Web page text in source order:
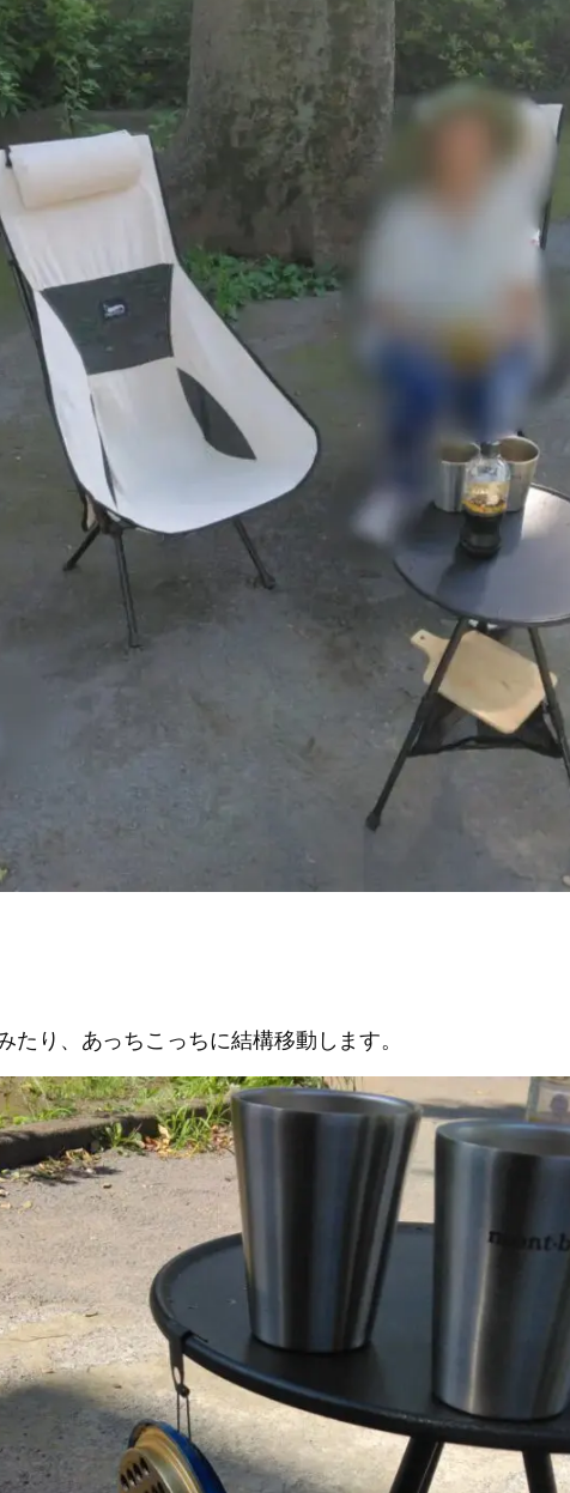
り、あっちこっちに結構移動します。